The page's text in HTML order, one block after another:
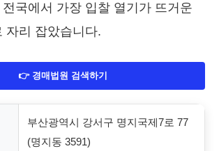
국에서 가장 입찰 열기가 뜨거운
자리 잡았습니다.
👉 경매법원 검색하기
부산광역시 강서구 명지국제7로 77
(명지동 3591)